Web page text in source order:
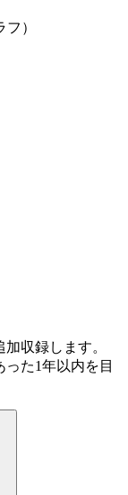
）
収録します。
た1年以内を目